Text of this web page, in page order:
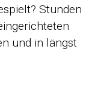
Stunden
und in längst